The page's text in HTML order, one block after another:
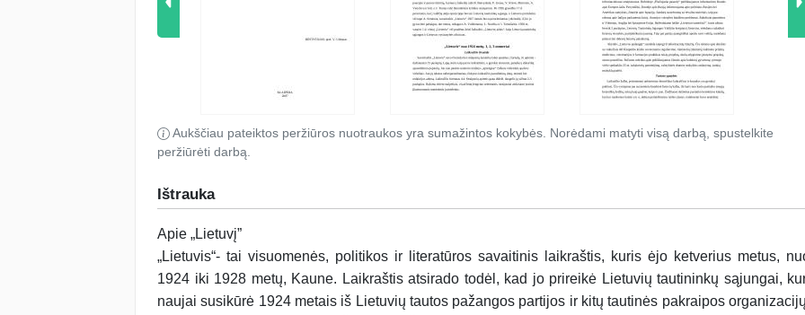
Aukščiau pateiktos peržiūros nuotraukos yra sumažintos kokybės. Norėdami matyti visą darbą, spustelkite
peržiūrėti darbą.
Ištrauka
Apie „Lietuvį”
„Lietuvis“- tai visuomenės, politikos ir literatūros savaitinis laikraštis, kuris ėjo ketverius metus,
1924 iki 1928 metų, Kaune. Laikraštis atsirado todėl, kad jo prireikė Lietuvių tautininkų sąjungai,
naujai susikūrė 1924 metais iš Lietuvių tautos pažangos partijos ir kitų tautinės pakraipos